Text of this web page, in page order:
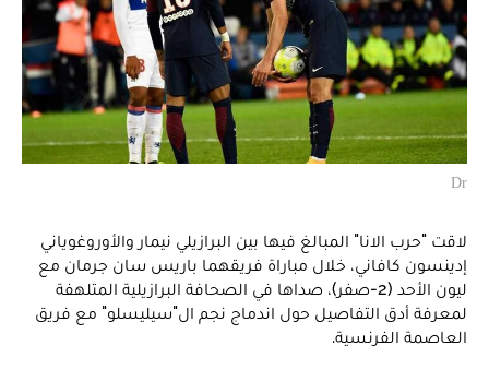
Dr
لاقت "حرب الانا" المبالغ فيها بين البرازيلي نيمار والأوروغوياني
إدينسون كافاني، خلال مباراة فريقهما باريس سان جرمان مع
ليون الأحد (2-صفر)، صداها في الصحافة البرازيلية المتلهفة
لمعرفة أدق التفاصيل حول اندماج نجم ال"سيليسلو" مع فريق
العاصمة الفرنسية.